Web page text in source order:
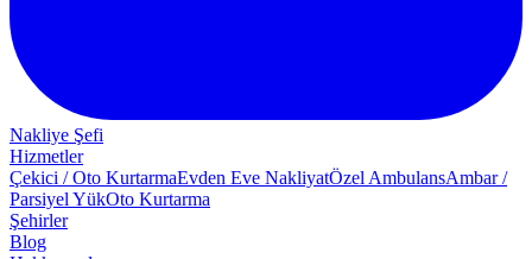
Nakliye Şefi
Hizmetler
Çekici / Oto KurtarmaEvden Eve NakliyatÖzel AmbulansAmbar /
Parsiyel YükOto Kurtarma
Şehirler
Blog